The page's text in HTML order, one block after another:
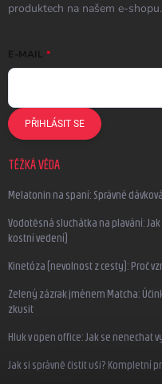
produktech na našem e-shopu.
E-MAIL
PŘIHLÁSIT SE
TĚŽKÁ VĚDA
Melatonin na spaní: Správné
Vodotěsná sluchátka na plavání:
kostní vedení)
Kinetóza (nevolnost z cesty): Proč
Zelený zázrak jménem Matcha:
zkusit
Hluk v open office: Jak se nenechat
Jak si správně čistit uši? Kompletní